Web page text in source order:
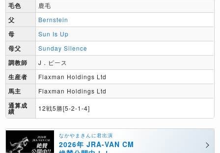
毛色 鹿毛
父 Bernstein
母 Sun Is Up
母父 Sunday Silence
調教師 J．ピース
生産者 Flaxman Holdings Ltd
馬主 Flaxman Holdings Ltd
通算成
績 12戦5勝[5-2-1-4]
なかやまきんに君出演
2026年 JRA-VAN CM